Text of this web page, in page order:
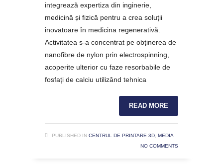
integrează expertiza din inginerie,
medicină și fizică pentru a crea soluții
inovatoare în medicina regenerativă.
Activitatea s-a concentrat pe obținerea de
nanofibre de nylon prin electrospinning,
acoperite ulterior cu faze resorbabile de
fosfați de calciu utilizând tehnica
READ MORE
PUBLISHED IN CENTRUL DE PRINTARE 3D, MEDIA
NO COMMENTS